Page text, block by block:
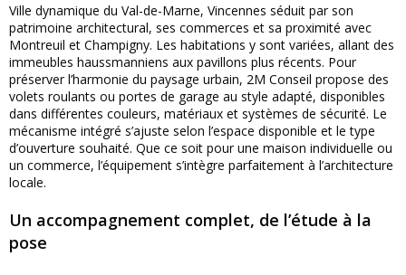
Ville dynamique du Val-de-Marne, Vincennes séduit par son
patrimoine architectural, ses commerces et sa proximité avec
Montreuil et Champigny. Les habitations y sont variées, allant des
immeubles haussmanniens aux pavillons plus récents. Pour
préserver l’harmonie du paysage urbain, 2M Conseil propose des
volets roulants ou portes de garage au style adapté, disponibles
dans différentes couleurs, matériaux et systèmes de sécurité. Le
mécanisme intégré s’ajuste selon l’espace disponible et le type
d’ouverture souhaité. Que ce soit pour une maison individuelle ou
un commerce, l’équipement s’intègre parfaitement à l’architecture
locale.
Un accompagnement complet, de l’étude à la
pose